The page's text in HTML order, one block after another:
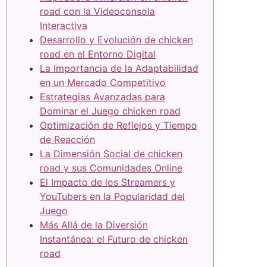
road con la Videoconsola
Interactiva
Desarrollo y Evolución de chicken
road en el Entorno Digital
La Importancia de la Adaptabilidad
en un Mercado Competitivo
Estrategias Avanzadas para
Dominar el Juego chicken road
Optimización de Reflejos y Tiempo
de Reacción
La Dimensión Social de chicken
road y sus Comunidades Online
El Impacto de los Streamers y
YouTubers en la Popularidad del
Juego
Más Allá de la Diversión
Instantánea: el Futuro de chicken
road